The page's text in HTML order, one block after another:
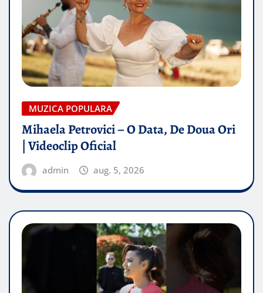
MUZICA POPULARA
Mihaela Petrovici – O Data, De Doua Ori
| Videoclip Oficial
admin aug. 5, 2026